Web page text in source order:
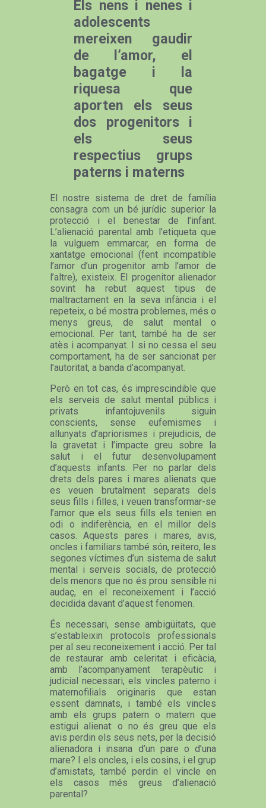
Els nens i nenes i
adolescents
mereixen gaudir
de l’amor, el
bagatge i la
riquesa que
aporten els seus
dos progenitors i
els seus
respectius grups
paterns i materns
El nostre sistema de dret de família
consagra com un bé jurídic superior la
protecció i el benestar de l’infant.
L’alienació parental amb l’etiqueta que
la vulguem emmarcar, en forma de
xantatge emocional (fent incompatible
l’amor d’un progenitor amb l’amor de
l’altre), existeix. El progenitor alienador
sovint ha rebut aquest tipus de
maltractament en la seva infància i el
repeteix, o bé mostra problemes, més o
menys greus, de salut mental o
emocional. Per tant, també ha de ser
atès i acompanyat. I si no cessa el seu
comportament, ha de ser sancionat per
l’autoritat, a banda d’acompanyat.
Però en tot cas, és imprescindible que
els serveis de salut mental públics i
privats infantojuvenils siguin
conscients, sense eufemismes i
allunyats d’apriorismes i prejudicis, de
la gravetat i l’impacte greu sobre la
salut i el futur desenvolupament
d’aquests infants. Per no parlar dels
drets dels pares i mares alienats que
es veuen brutalment separats dels
seus fills i filles, i veuen transformar-se
l’amor que els seus fills els tenien en
odi o indiferència, en el millor dels
casos. Aquests pares i mares, avis,
oncles i familiars també són, reitero, les
segones víctimes d’un sistema de salut
mental i serveis socials, de protecció
dels menors que no és prou sensible ni
audaç, en el reconeixement i l’acció
decidida davant d’aquest fenomen.
És necessari, sense ambigüitats, que
s’estableixin protocols professionals
per al seu reconeixement i acció. Per tal
de restaurar amb celeritat i eficàcia,
amb l’acompanyament terapèutic i
judicial necessari, els vincles paterno i
maternofilials originaris que estan
essent damnats, i també els vincles
amb els grups patern o matern que
estigui alienat: o no és greu que els
avis perdin els seus nets, per la decisió
alienadora i insana d’un pare o d’una
mare? I els oncles, i els cosins, i el grup
d’amistats, també perdin el vincle en
els casos més greus d’alienació
parental?